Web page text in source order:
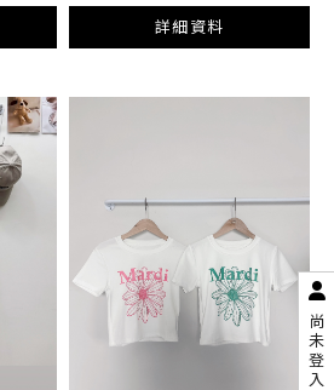
尚
未
登
入
詳細資料